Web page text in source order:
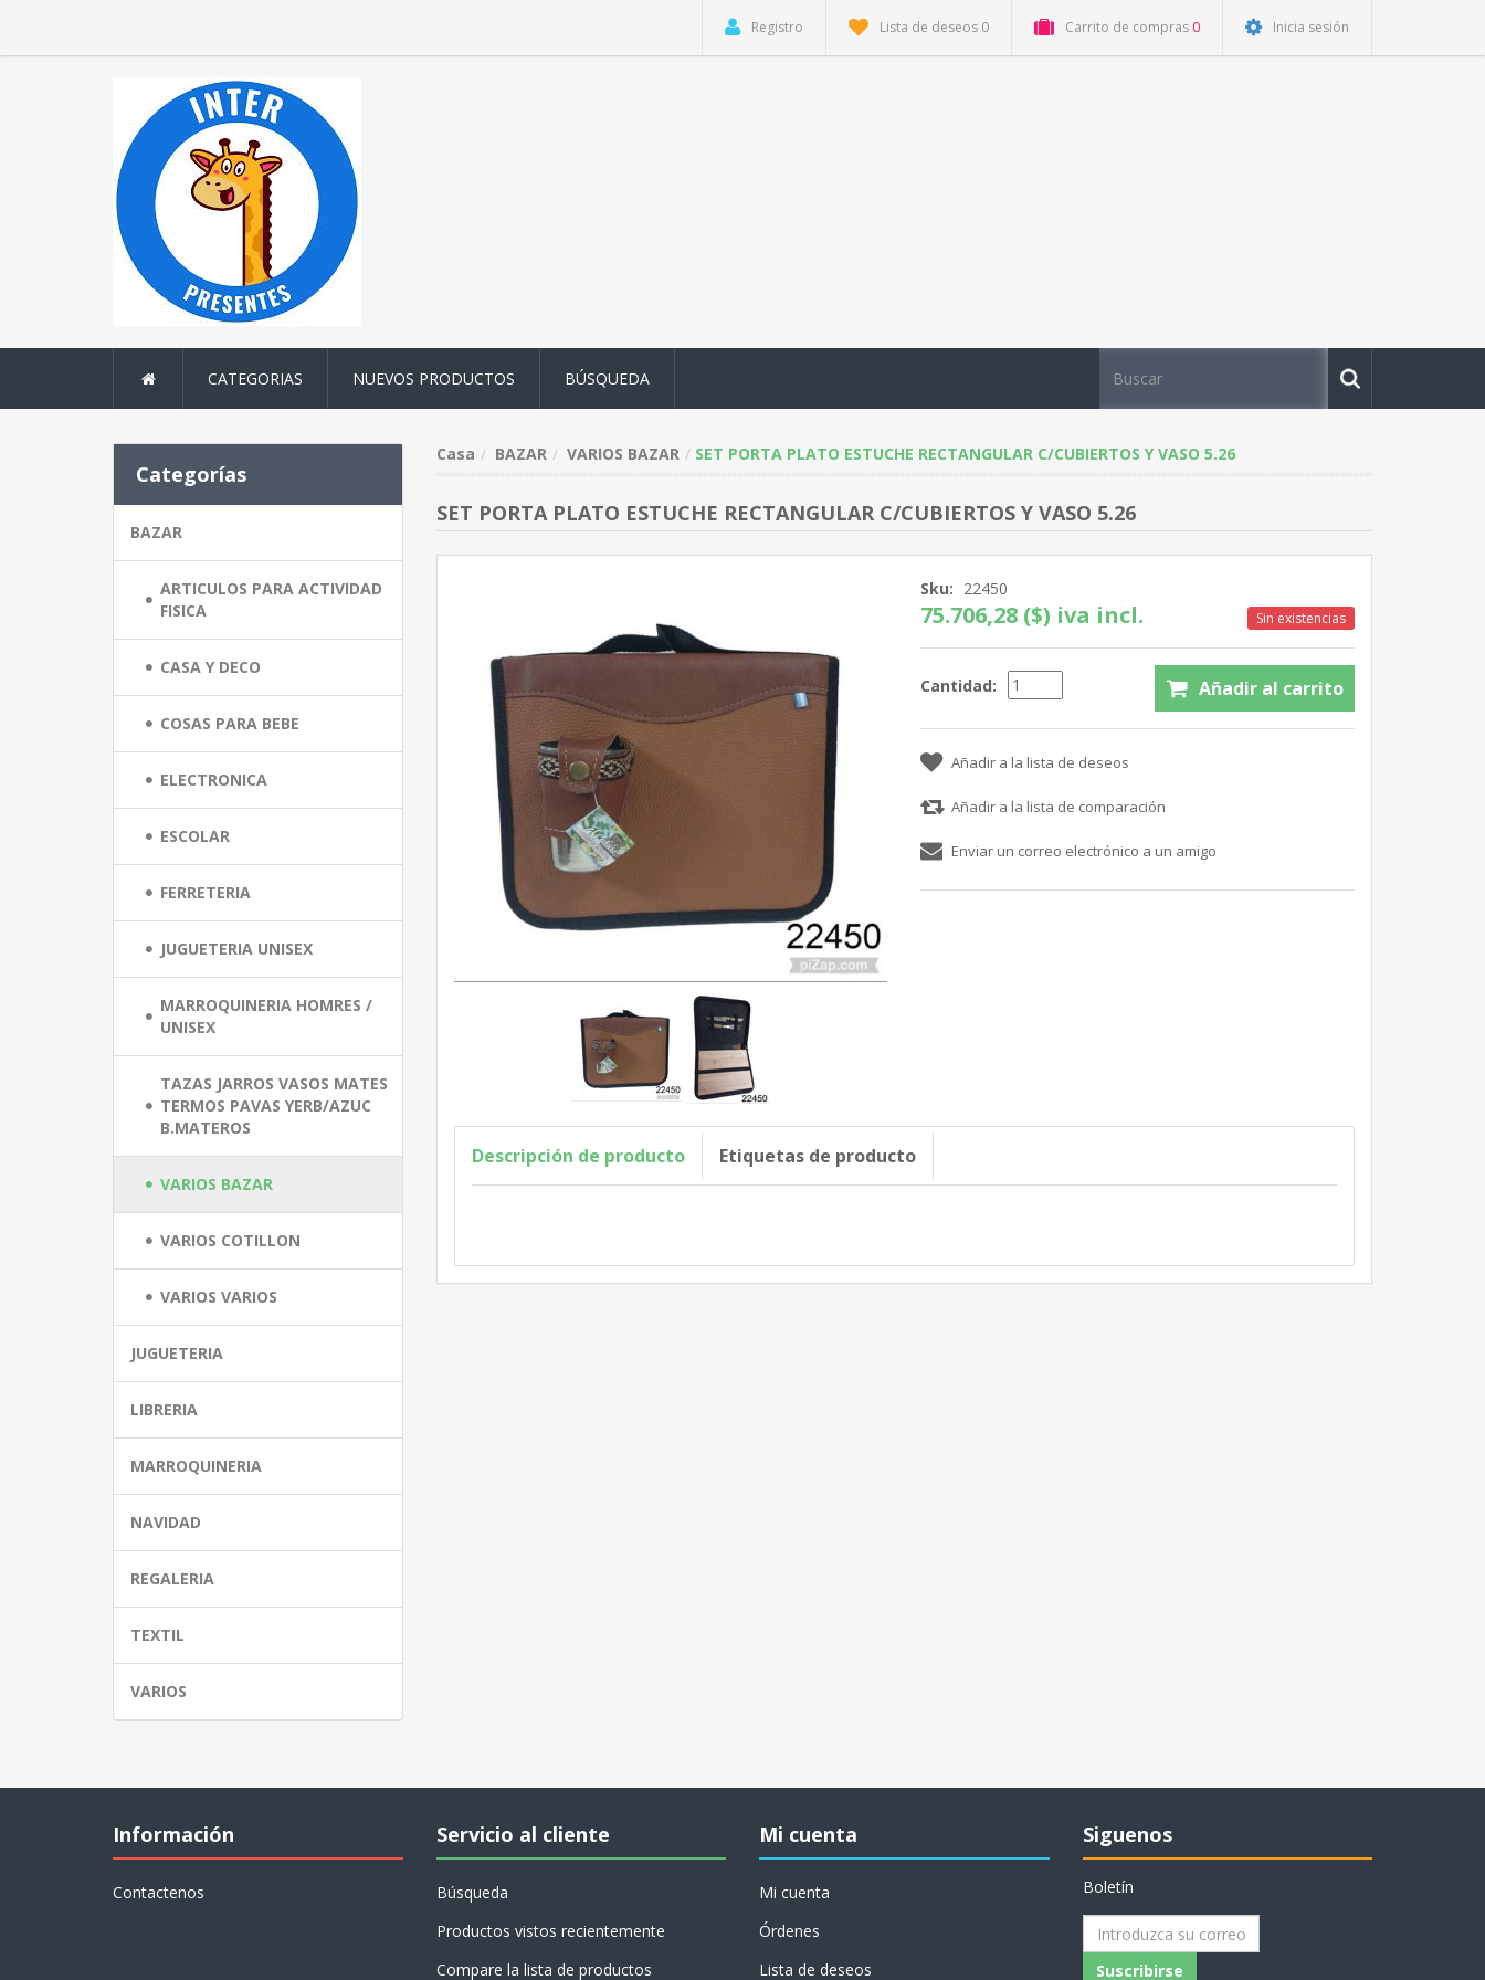
Registro Lista de deseos 0 Carrito de compras 0 Inicia sesión
CATEGORIAS NUEVOS PRODUCTOS BÚSQUEDA
Categorías
BAZAR
ARTICULOS PARA ACTIVIDAD
FISICA
CASA Y DECO
COSAS PARA BEBE
ELECTRONICA
ESCOLAR
FERRETERIA
JUGUETERIA UNISEX
MARROQUINERIA HOMRES /
UNISEX
TAZAS JARROS VASOS MATES
TERMOS PAVAS YERB/AZUC
B.MATEROS
VARIOS BAZAR
VARIOS COTILLON
VARIOS VARIOS
JUGUETERIA
LIBRERIA
MARROQUINERIA
NAVIDAD
REGALERIA
TEXTIL
VARIOS
Casa BAZAR VARIOS BAZAR SET PORTA PLATO ESTUCHE RECTANGULAR C/CUBIERTOS Y VASO 5.26
SET PORTA PLATO ESTUCHE RECTANGULAR C/CUBIERTOS Y VASO 5.26
Sku: 22450
75.706,28 ($) iva incl. Sin existencias
Cantidad:
Descripción de producto Etiquetas de producto
Información
Contactenos
Servicio al cliente
Búsqueda
Productos vistos recientemente
Compare la lista de productos
Mi cuenta
Mi cuenta
Órdenes
Lista de deseos
Siguenos
Boletín